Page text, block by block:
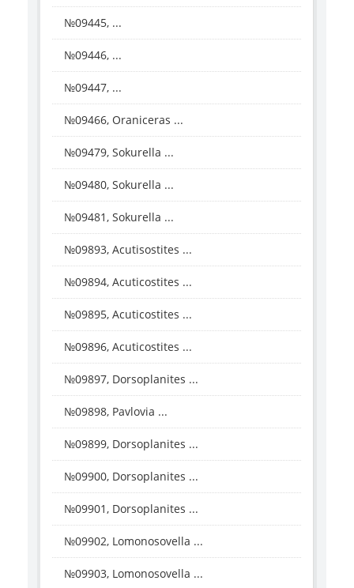
№09445, ...
№09446, ...
№09447, ...
№09466, Oraniceras ...
№09479, Sokurella ...
№09480, Sokurella ...
№09481, Sokurella ...
№09893, Acutisostites ...
№09894, Acuticostites ...
№09895, Acuticostites ...
№09896, Acuticostites ...
№09897, Dorsoplanites ...
№09898, Pavlovia ...
№09899, Dorsoplanites ...
№09900, Dorsoplanites ...
№09901, Dorsoplanites ...
№09902, Lomonosovella ...
№09903, Lomonosovella ...